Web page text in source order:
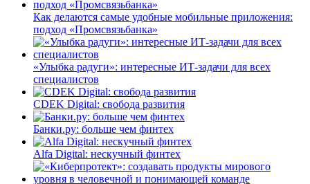
Как делаются самые удобные мобильные приложения:
подход «Промсвязьбанка»
«Улыбка радуги»: интересные ИТ-задачи для всех
специалистов
CDEK Digital: свобода развития
Банки.ру: больше чем финтех
Alfa Digital: нескучный финтех